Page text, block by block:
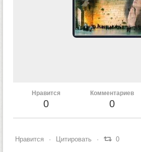
Нравится
0
Комментариев
0
Нравится Цитировать 0